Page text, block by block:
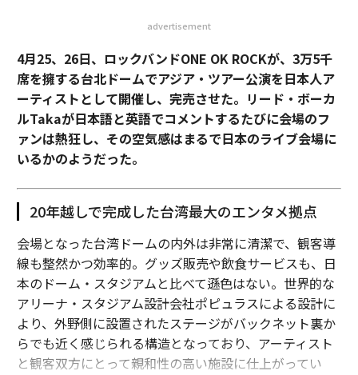
advertisement
4月25、26日、ロックバンドONE OK ROCKが、3万5千
席を擁する台北ドームでアジア・ツアー公演を日本人ア
ーティストとして開催し、完売させた。リード・ボーカ
ルTakaが日本語と英語でコメントするたびに会場のフ
ァンは熱狂し、その空気感はまるで日本のライブ会場に
いるかのようだった。
20年越しで完成した台湾最大のエンタメ拠点
会場となった台湾ドームの内外は非常に清潔で、観客導
線も整然かつ効率的。グッズ販売や飲食サービスも、日
本のドーム・スタジアムと比べて遜色はない。世界的な
アリーナ・スタジアム設計会社ポピュラスによる設計に
より、外野側に設置されたステージがバックネット裏か
らでも近く感じられる構造となっており、アーティスト
と観客双方にとって親和性の高い施設に仕上がってい